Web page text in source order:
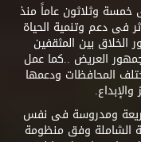
خمسة وثلاثون عاماً منذ
ومؤثر فى دعم وتنمية الحياة
الخلاق بين المثقفين
العريض ..كما عمل
المحافظات ودعمها
ومدروسة فى نفس
الشاملة وفق منظومة